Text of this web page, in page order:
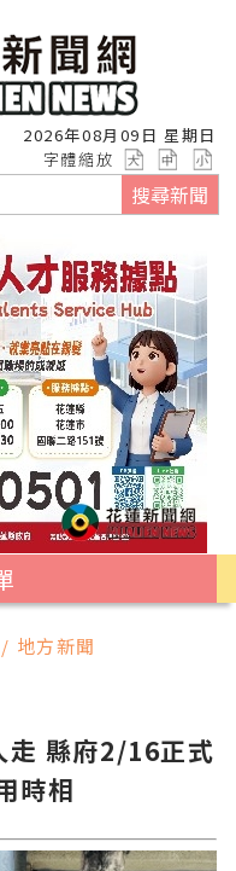
2026年08月09日 星期日
字體縮放
搜尋新聞
地方新聞
走 縣府2/16正式
時相